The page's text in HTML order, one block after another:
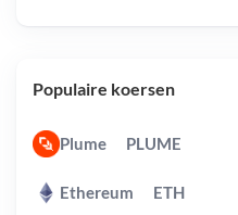
Populaire koersen
Plume PLUME
Ethereum ETH